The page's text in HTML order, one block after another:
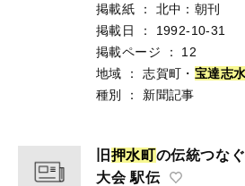
掲載紙 ：
北中：朝刊
掲載日
：
1992-10-31
掲載ページ
：
12
地域
： 志賀町・ 宝達志
種別
： 新聞記事
旧 押水町の伝統つな
大会 駅伝